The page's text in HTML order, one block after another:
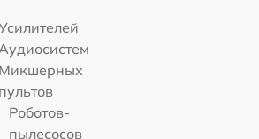
Микшерных
пультов
Роботов-
пылесосов